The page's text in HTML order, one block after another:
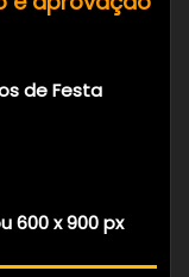
de Festa
600 x 900 px